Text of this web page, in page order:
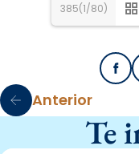
385(1/80)
Anterior
Te